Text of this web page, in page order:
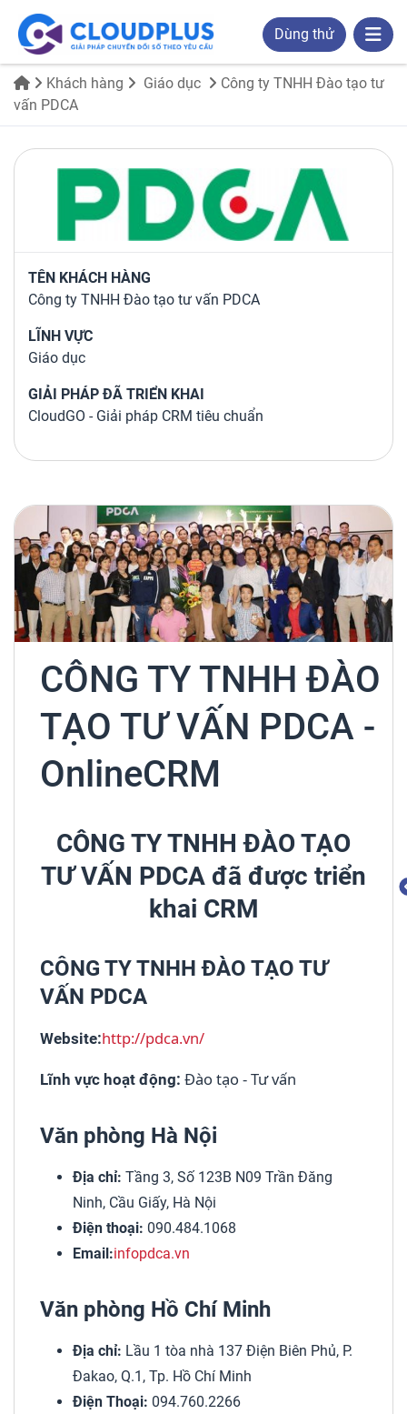
Dùng thử
Khách hàng Giáo dục
Công ty TNHH Đào tạo tư
vấn PDCA
TÊN KHÁCH HÀNG
Công ty TNHH Đào tạo tư vấn PDCA
LĨNH VỰC
Giáo dục
GIẢI PHÁP ĐÃ TRIỂN KHAI
CloudGO - Giải pháp CRM tiêu chuẩn
CÔNG TY TNHH ĐÀO
TẠO TƯ VẤN PDCA -
OnlineCRM
CÔNG TY TNHH ĐÀO TẠO
TƯ VẤN PDCA đã được triển
khai CRM
CÔNG TY TNHH ĐÀO TẠO TƯ
VẤN PDCA
Website:http://pdca.vn/
Lĩnh vực hoạt động: Đào tạo - Tư vấn
Văn phòng Hà Nội
Địa chỉ: Tầng 3, Số 123B N09 Trần Đăng
Ninh, Cầu Giấy, Hà Nội
Điện thoại: 090.484.1068
Email:infopdca.vn
Văn phòng Hồ Chí Minh
Địa chỉ: Lầu 1 tòa nhà 137 Điện Biên Phủ, P.
Đakao, Q.1, Tp. Hồ Chí Minh
Điện Thoại: 094.760.2266